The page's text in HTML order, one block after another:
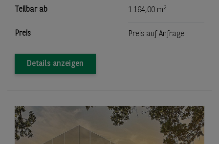
Teilbar ab 1.164,00 m2
Preis Preis auf Anfrage
Details anzeigen